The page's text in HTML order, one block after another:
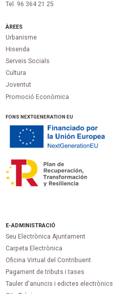
Tel. 96 364 21 25
ÀREES
Urbanisme
Hisenda
Serveis Socials
Cultura
Joventut
Promoció Econòmica
FONS NEXTGENERATION EU
E-ADMINISTRACIÓ
Seu Electrònica Ajuntament
Carpeta Electrònica
Oficina Virtual del Contribuent
Pagament de tributs i tases
Tauler d'anuncis i edictes electrònics